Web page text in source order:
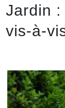
Jardin :
vis-à-